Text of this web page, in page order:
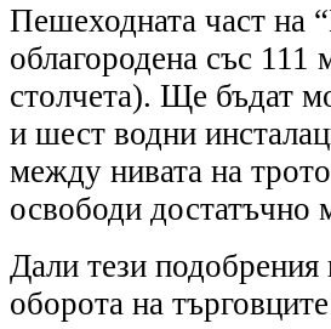
Пешеходната част на
облагородена със 111
столчета). Ще бъдат
и шест водни
между нивата на
освободи достатъчно
Дали тези
оборота на